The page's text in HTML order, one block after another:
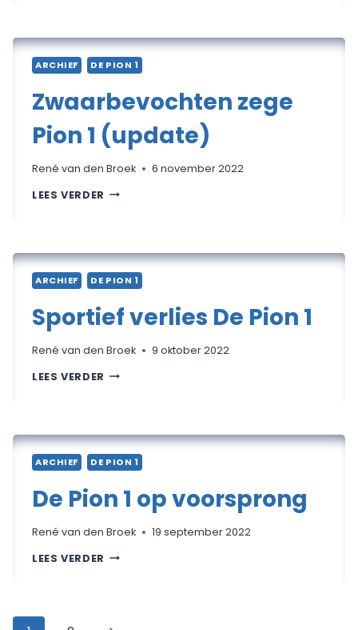
ARCHIEF DE PION 1
Zwaarbevochten zege
Pion 1 (update)
René van den Broek
6 november 2022
LEES VERDER ZWAARBEVOCHTEN
ARCHIEF DE PION 1
Sportief verlies De Pion 1
René van den Broek
9 oktober 2022
LEES VERDER SPORTIEF
ARCHIEF DE PION 1
De Pion 1 op voorsprong
René van den Broek
19 september 2022
LEES VERDER DE